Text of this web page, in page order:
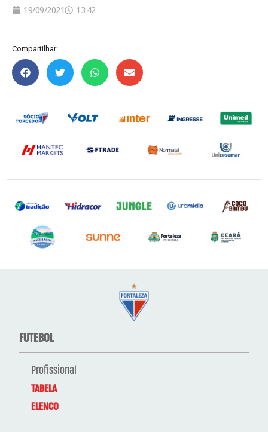
19/09/2021 13:42
Compartilhar:
FUTEBOL
Profissional
TABELA
ELENCO